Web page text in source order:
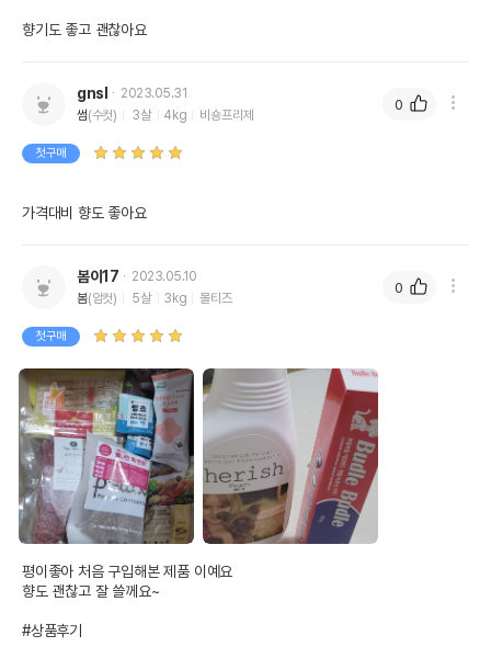
향기도 좋고 괜찮아요
gnsl
2023.05.31
썸(수컷) 3살 4kg 비숑프리제
첫구매
가격대비 향도 좋아요
0
봄이17
2023.05.10
봄(암컷) 5살 3kg 몰티즈
첫구매
평이좋아 처음 구입해본 제품 이예요
향도 괜찮고 잘 쓸께요~
#상품후기
0